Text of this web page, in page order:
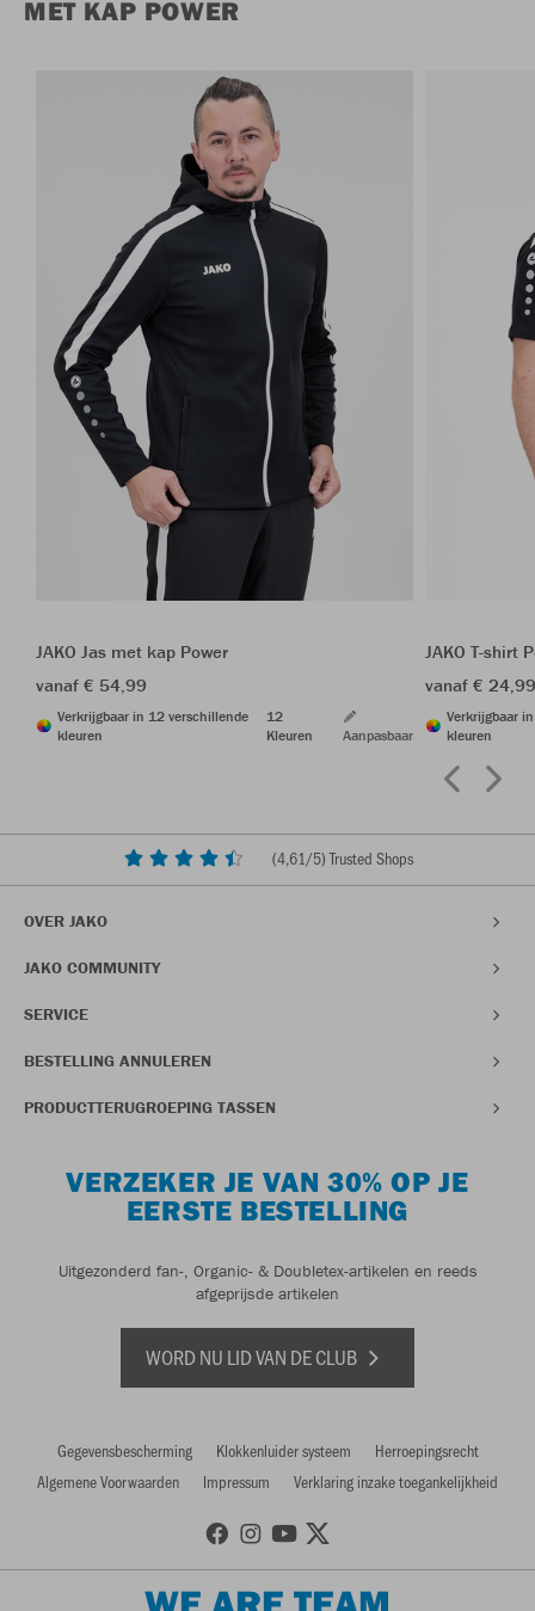
MET KAP POWER
JAKO Jas met kap Power
vanaf € 54,99
Verkrijgbaar in 12 verschillende
kleuren
12
Kleuren
Aanpasbaar
JAKO T-shirt
vanaf €
Verkrijgbaar
kleuren
(4,61/5) Trusted Shops
OVER JAKO
JAKO COMMUNITY
SERVICE
BESTELLING ANNULEREN
PRODUCTTERUGROEPING TASSEN
VERZEKER JE VAN 30% OP JE
EERSTE BESTELLING
Uitgezonderd fan-, Organic- & Doubletex-artikelen en reeds
afgeprijsde artikelen
WORD NU LID VAN DE CLUB
Gegevensbescherming Klokkenluider systeem
Herroepingsrecht
Algemene Voorwaarden
Impressum Verklaring inzake toegankelijkheid